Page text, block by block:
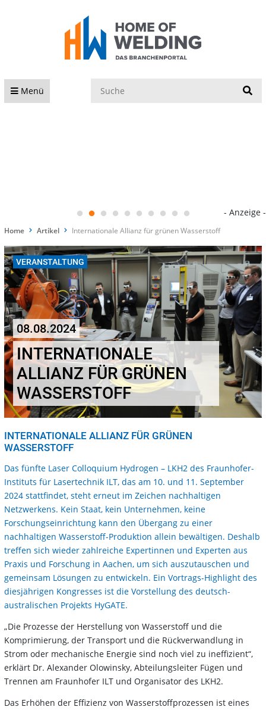
Menü
- Anzeige -
Home Artikel Internationale Allianz für grünen Wasserstoff
VERANSTALTUNG
08.08.2024
INTERNATIONALE
ALLIANZ FÜR GRÜNEN
WASSERSTOFF
INTERNATIONALE ALLIANZ FÜR GRÜNEN
WASSERSTOFF
Das fünfte Laser Colloquium Hydrogen – LKH2 des Fraunhofer-
Instituts für Lasertechnik ILT, das am 10. und 11. September
2024 stattfindet, steht erneut im Zeichen nachhaltigen
Netzwerkens. Kein Staat, kein Unternehmen, keine
Forschungseinrichtung kann den Übergang zu einer
nachhaltigen Wasserstoff-Produktion allein bewältigen. Deshalb
treffen sich wieder zahlreiche Expertinnen und Experten aus
Praxis und Forschung in Aachen, um sich auszutauschen und
gemeinsam Lösungen zu entwickeln. Ein Vortrags-Highlight des
diesjährigen Kongresses ist die Vorstellung des deutsch-
australischen Projekts HyGATE.
„Die Prozesse der Herstellung von Wasserstoff und die
Komprimierung, der Transport und die Rückverwandlung in
Strom oder mechanische Energie sind noch viel zu ineffizient“,
erklärt Dr. Alexander Olowinsky, Abteilungsleiter Fügen und
Trennen am Fraunhofer ILT und Organisator des LKH2.
Das Erhöhen der Effizienz von Wasserstoffprozessen ist eines